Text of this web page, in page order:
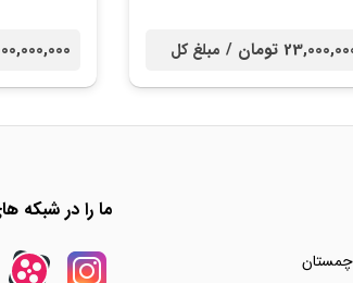
تومان / مبلغ کل 10,000,000,000
ما را در شبکه